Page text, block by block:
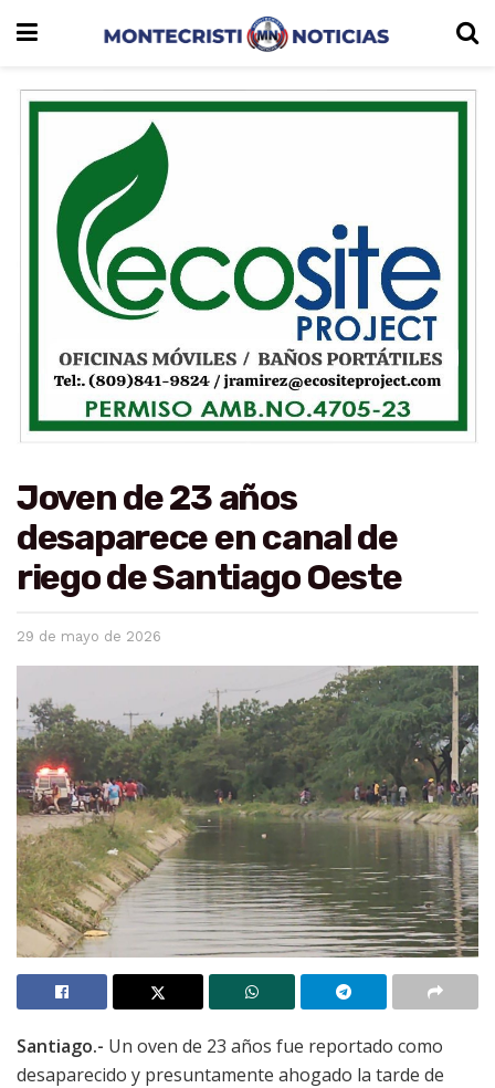
Joven de 23 años
desaparece en canal de
riego de Santiago Oeste
29 de mayo de 2026
Santiago.- Un oven de 23 años fue reportado como
desaparecido y presuntamente ahogado la tarde de